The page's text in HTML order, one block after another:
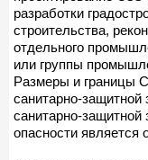
разработки
строительства,
отдельного
или группы
Размеры и границы
санитарно-защитной
санитарно-защитной
опасности является